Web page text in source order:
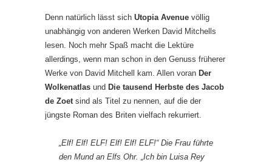
Denn natürlich lässt sich Utopia Avenue völlig
unabhängig von anderen Werken David Mitchells
lesen. Noch mehr Spaß macht die Lektüre
allerdings, wenn man schon in den Genuss früherer
Werke von David Mitchell kam. Allen voran Der
Wolkenatlas und Die tausend Herbste des Jacob
de Zoet sind als Titel zu nennen, auf die der
jüngste Roman des Briten vielfach rekurriert.
„Elf! Elf! ELF! Elf! Elf! ELF!“ Die Frau führte
den Mund an Elfs Ohr. „Ich bin Luisa Rey